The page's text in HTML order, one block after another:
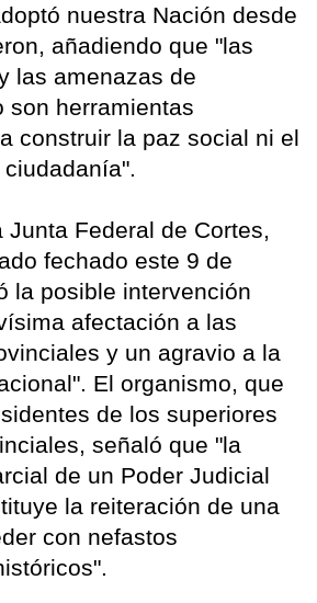
nuestra Nación desde
añadiendo que "las
las amenazas de
son herramientas
construir la paz social ni el
Junta Federal de Cortes,
fechado este 9 de
la posible intervención
afectación a las
y un agravio a la
El organismo, que
de los superiores
señaló que "la
de un Poder Judicial
la reiteración de una
con nefastos